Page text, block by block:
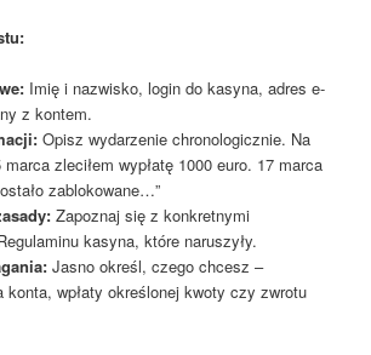
Imię i nazwisko, login do kasyna, adres e-
z kontem.
Opisz wydarzenie chronologicznie. Na
marca zleciłem wypłatę 1000 euro. 17 marca
zablokowane…”
Zapoznaj się z konkretnymi
kasyna, które naruszyły.
Jasno określ, czego chcesz –
konta, wpłaty określonej kwoty czy zwrotu